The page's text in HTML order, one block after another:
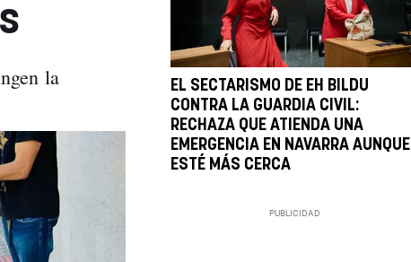
la
EL SECTARISMO DE EH BILDU
CONTRA LA GUARDIA CIVIL:
RECHAZA QUE ATIENDA UNA
EMERGENCIA EN NAVARRA AUNQUE
ESTÉ MÁS CERCA